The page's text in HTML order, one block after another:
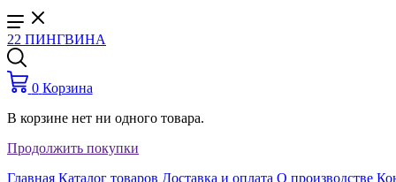
22 ПИНГВИНА
0 Корзина
В корзине нет ни одного товара.
Продолжить покупки
Главная Каталог товаров Доставка и оплата О производстве